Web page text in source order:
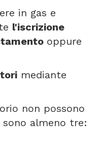
in gas e
l'iscrizione
oppure
mediante
non possono
sono almeno tre: